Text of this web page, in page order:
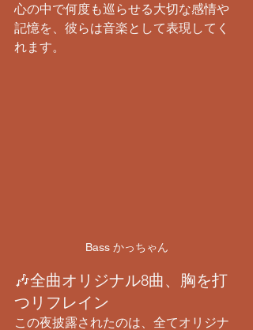
心の中で何度も巡らせる大切な感情や
記憶を、彼らは音楽として表現してく
れます。
Bass かっちゃん
​🎶全曲オリジナル8曲、胸を打
つリフレイン
​この夜披露されたのは、全てオリジナ